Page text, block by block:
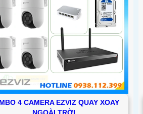
4 CAMERA EZVIZ QUAY XOAY
NGOÀI TRỜI